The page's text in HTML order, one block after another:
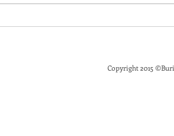
Copyright 2015 ©